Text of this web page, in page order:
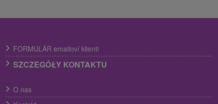
FORMULÁR emailoví klienti
SZCZEGÓŁY KONTAKTU
O nas